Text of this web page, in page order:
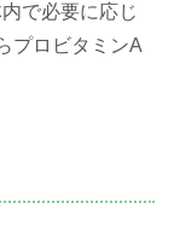
で必要に応じ
プロビタミンA